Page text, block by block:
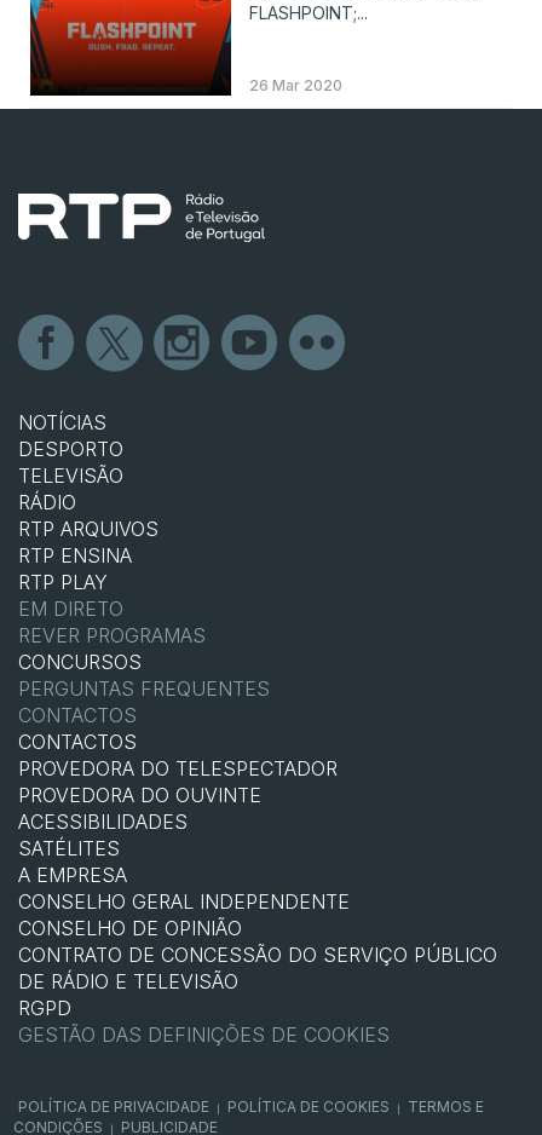
FLASHPOINT;...
26 Mar 2020
NOTÍCIAS
DESPORTO
TELEVISÃO
RÁDIO
RTP ARQUIVOS
RTP ENSINA
RTP PLAY
EM DIRETO
REVER PROGRAMAS
CONCURSOS
PERGUNTAS FREQUENTES
CONTACTOS
CONTACTOS
PROVEDORA DO TELESPECTADOR
PROVEDORA DO OUVINTE
ACESSIBILIDADES
SATÉLITES
A EMPRESA
CONSELHO GERAL INDEPENDENTE
CONSELHO DE OPINIÃO
CONTRATO DE CONCESSÃO DO SERVIÇO PÚBLICO
DE RÁDIO E TELEVISÃO
RGPD
GESTÃO DAS DEFINIÇÕES DE COOKIES
POLÍTICA DE PRIVACIDADE POLÍTICA DE COOKIES
TERMOS E
CONDIÇÕES
PUBLICIDADE